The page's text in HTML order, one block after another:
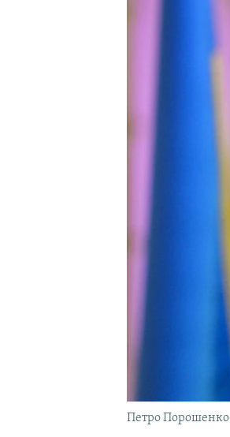
Петро Порошенко